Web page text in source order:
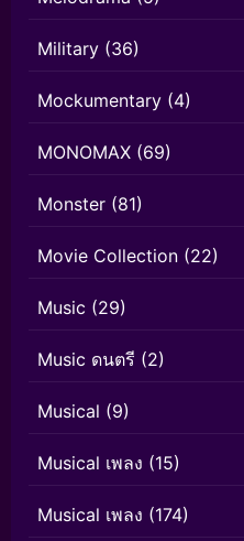
Military (36)
Mockumentary (4)
MONOMAX (69)
Monster (81)
Movie Collection (22)
Music (29)
Music ดนตรี (2)
Musical (9)
Musical เพลง (15)
Musical เพลง (174)